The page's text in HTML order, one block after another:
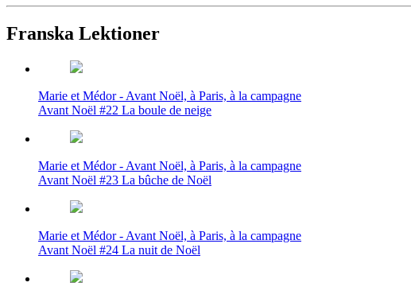
Franska Lektioner
Marie et Médor - Avant Noël, à Paris, à la campagne
Avant Noël #22 La boule de neige
Marie et Médor - Avant Noël, à Paris, à la campagne
Avant Noël #23 La bûche de Noël
Marie et Médor - Avant Noël, à Paris, à la campagne
Avant Noël #24 La nuit de Noël